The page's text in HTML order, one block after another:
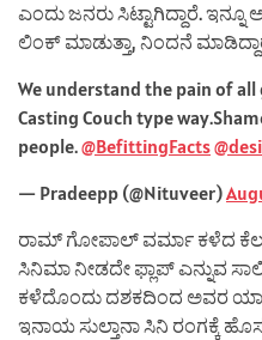
ಎಂದು ಜನರು ಸಿಟ್ಟಾಗಿದ್ದಾರೆ. ಇನ್ನೂ
ಲಿಂಕ್ ಮಾಡುತ್ತಾ, ನಿಂದನೆ
We understand the pain of
Casting Couch type
people.@BefittingFacts
— Pradeepp (@Nituveer)
ರಾಮ್ ಗೋಪಾಲ್ ವರ್ಮಾ ಕಳೆದ
ಸಿನಿಮಾ ನೀಡದೇ ಫ್ಲಾಪ್ ಎನ್ನುವ
ಕಳೆದೊಂದು ದಶಕದಿಂದ ಅವರ
ಇನಾಯ ಸುಲ್ತಾನಾ ಸಿನಿ ರಂಗಕ್ಕೆ